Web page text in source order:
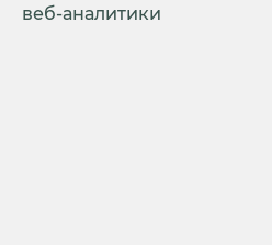
веб-аналитики